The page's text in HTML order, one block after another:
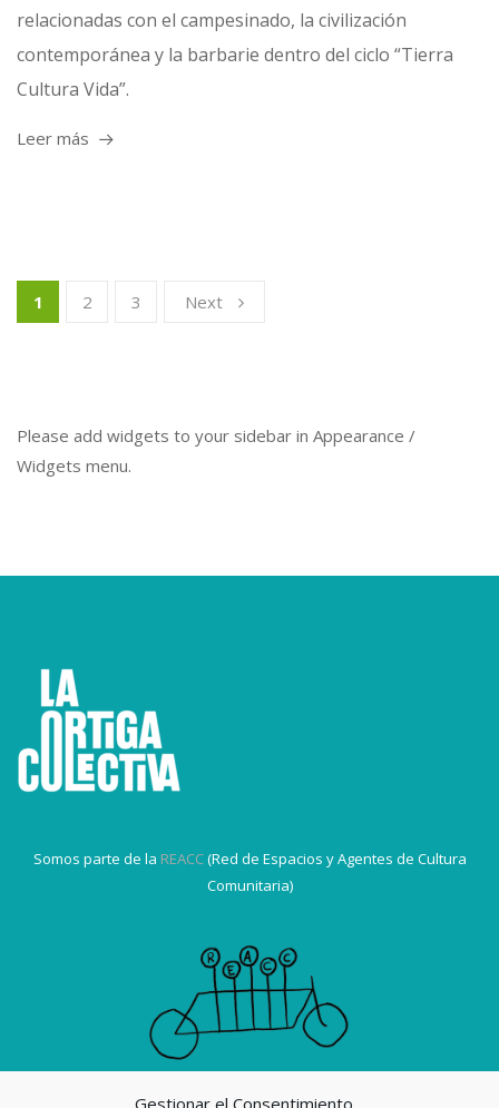
Gestionar el Consentimiento
relacionadas con el campesinado, la civilización
contemporánea y la barbarie dentro del ciclo “Tierra
Cultura Vida”.
Leer más
1 2 3 Next
Please add widgets to your sidebar in Appearance /
Widgets menu.
Somos parte de la REACC(Red de Espacios y Agentes de Cultura
Comunitaria)